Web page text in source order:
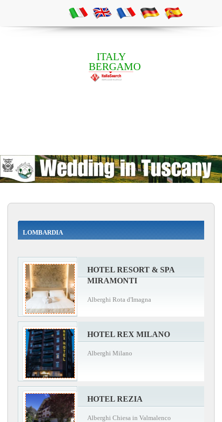
ITALY
BERGAMO
LOMBARDIA
HOTEL RESORT & SPA
MIRAMONTI
Alberghi Rota d'Imagna
HOTEL REX MILANO
Alberghi Milano
HOTEL REZIA
Alberghi Chiesa in Valmalenco